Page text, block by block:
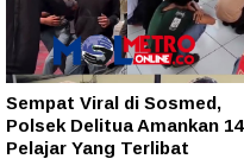
Sempat Viral di Sosmed,
Polsek Delitua Amankan 14
Pelajar Yang Terlibat